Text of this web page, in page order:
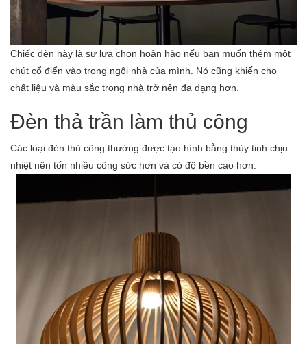
Chiếc đèn này là sự lựa chọn hoàn hảo nếu bạn muốn thêm một
chút cổ điển vào trong ngôi nhà của mình. Nó cũng khiến cho
chất liệu và màu sắc trong nhà trở nên đa dạng hơn.
Đèn thả trần làm thủ công
Các loại đèn thủ công thường được tạo hình bằng thủy tinh chịu
nhiệt nên tốn nhiều công sức hơn và có độ bền cao hơn.